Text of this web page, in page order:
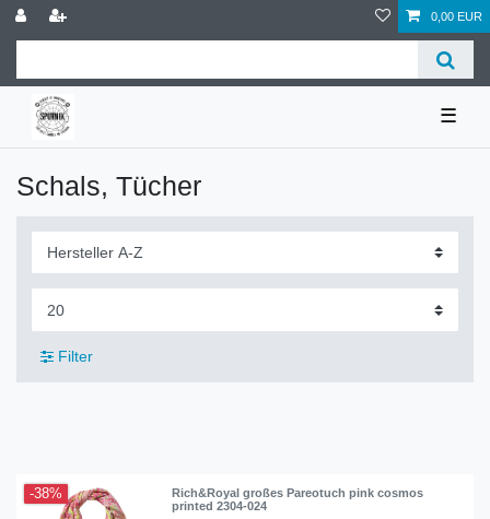
0,00 EUR
☰
Schals, Tücher
Filter
-38%
Rich&Royal großes Pareotuch pink cosmos
printed 2304-024